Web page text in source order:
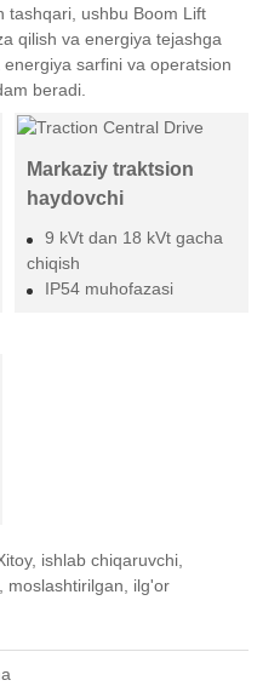
tashqari, ushbu Boom Lift
qilish va energiya tejashga
sarfini va operatsion
beradi.
Markaziy traktsion
haydovchi
9 kVt dan 18 kVt gacha
chiqish
IP54 muhofazasi
ishlab chiqaruvchi,
moslashtirilgan, ilg'or